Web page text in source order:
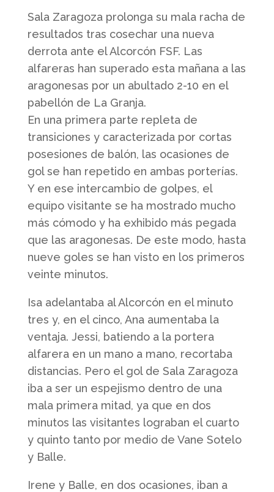
Sala Zaragoza prolonga su mala racha de
resultados tras cosechar una nueva
derrota ante el Alcorcón FSF. Las
alfareras han superado esta mañana a las
aragonesas por un abultado 2-10 en el
pabellón de La Granja.
En una primera parte repleta de
transiciones y caracterizada por cortas
posesiones de balón, las ocasiones de
gol se han repetido en ambas porterías.
Y en ese intercambio de golpes, el
equipo visitante se ha mostrado mucho
más cómodo y ha exhibido más pegada
que las aragonesas. De este modo, hasta
nueve goles se han visto en los primeros
veinte minutos.
Isa adelantaba al Alcorcón en el minuto
tres y, en el cinco, Ana aumentaba la
ventaja. Jessi, batiendo a la portera
alfarera en un mano a mano, recortaba
distancias. Pero el gol de Sala Zaragoza
iba a ser un espejismo dentro de una
mala primera mitad, ya que en dos
minutos las visitantes lograban el cuarto
y quinto tanto por medio de Vane Sotelo
y Balle.
Irene y Balle, en dos ocasiones, iban a